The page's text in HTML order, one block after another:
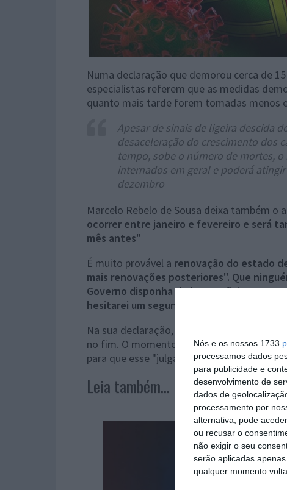
Nós e os nossos 1733
processamos dados
para publicidade e
desenvolvimento de
dados de
processamento por
alternativa, pode
ou recusar o
não exigir o seu
serão aplicadas
qualquer momento
Numa declaração que demorou cerca de
especialistas referem que as medidas
quanto mais tarde forem tomadas menos
Apesar de sinais de ligeira descida
desaceleração do crescimento dos
tempo, sobe o número de mortes,
internados em geral e poderá
dezembro
Marcelo Rebelo de Sousa deixa também o
ocorrer entre janeiro e fevereiro e será
mês antes"
É muito provável a renovação do estado
mais renovações posteriores". Que
Governo disponha de base suficiente
hesitarei um segundo" em fazê-lo.
Na sua declaração, Marcelo Rebelo de
no fim. O momento é de união eoutro
para que esse "julgamento" seja feito.
Leia também...